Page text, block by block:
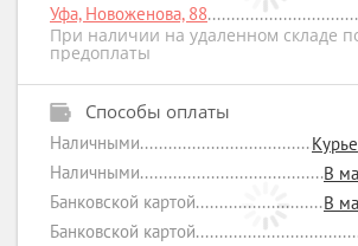
Уфа, Новоженова, 88
При наличии на удаленном складе
предоплаты
Способы оплаты
Наличными
Наличными
В
Банковской картой
В
Банковской картой